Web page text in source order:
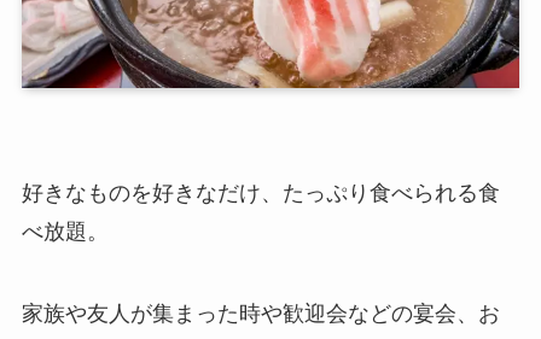
好きなものを好きなだけ、たっぷり食べられる食
べ放題。
家族や友人が集まった時や歓迎会などの宴会、お